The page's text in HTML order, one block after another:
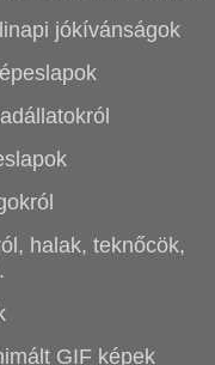
jókívánságok
halak, teknőcök,
GIF képek